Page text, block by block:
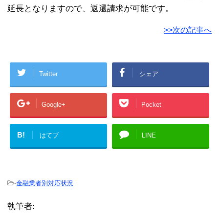
延長となりますので、返還請求が可能です。
>>次の記事へ
Twitter シェア
Google+ Pocket
B! はてブ LINE
-金融業者別対応状況
執筆者: